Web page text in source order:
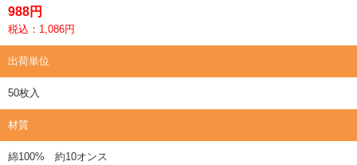
988円
税込：1,086円
出荷単位
50枚入
材質
綿100% 約10オンス